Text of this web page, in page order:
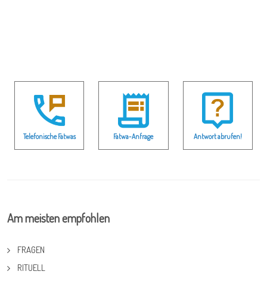
Telefonische Fatwas Fatwa-Anfrage Antwort abrufen!
Am meisten empfohlen
FRAGEN
RITUELL